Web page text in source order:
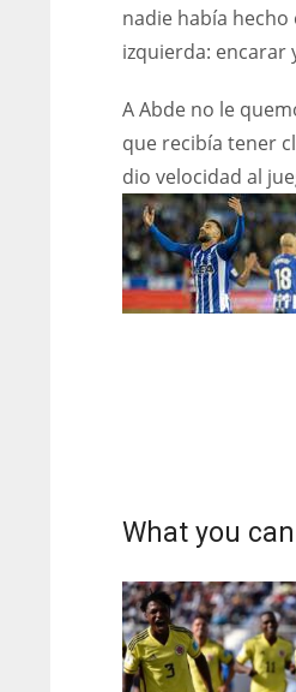
nadie había
izquierda: encarar
A Abde no le
que recibía tener
dio velocidad al
What you